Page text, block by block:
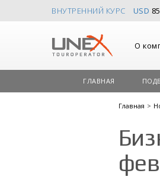
ВНУТРЕННИЙ КУРС USD
О
ГЛАВНАЯ
Главная >